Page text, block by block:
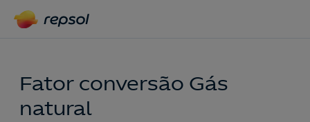
Fator conversão Gás
natural